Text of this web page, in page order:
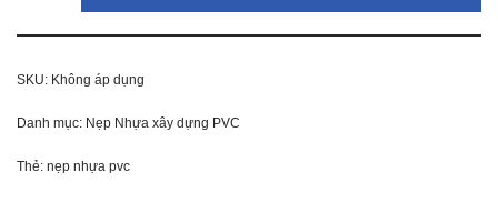
SKU: Không áp dụng
Danh mục: Nẹp Nhựa xây dựng PVC
Thẻ: nẹp nhựa pvc